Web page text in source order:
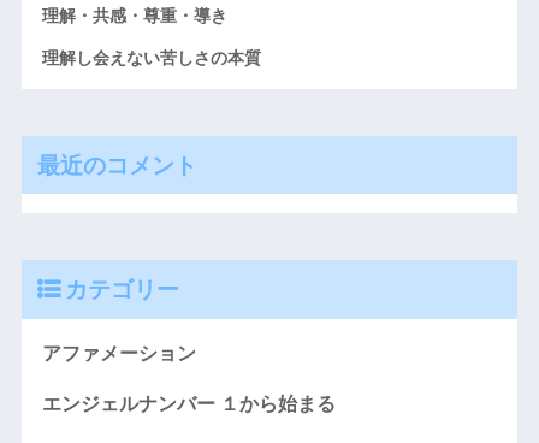
理解・共感・尊重・導き
理解し会えない苦しさの本質
最近のコメント
カテゴリー
アファメーション
エンジェルナンバー １から始まる